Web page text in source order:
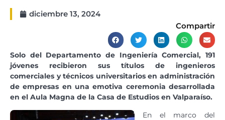
diciembre 13, 2024
Compartir
Solo del Departamento de Ingeniería Comercial, 191
jóvenes recibieron sus títulos de ingenieros
comerciales y técnicos universitarios en administración
de empresas en una emotiva ceremonia desarrollada
en el Aula Magna de la Casa de Estudios en Valparaíso.
En el marco del